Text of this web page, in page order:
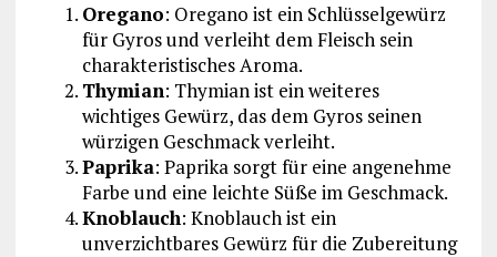
Oregano: Oregano ist ein Schlüsselgewürz
für Gyros und verleiht dem Fleisch sein
charakteristisches Aroma.
Thymian: Thymian ist ein weiteres
wichtiges Gewürz, das dem Gyros seinen
würzigen Geschmack verleiht.
Paprika: Paprika sorgt für eine angenehme
Farbe und eine leichte Süße im Geschmack.
Knoblauch: Knoblauch ist ein
unverzichtbares Gewürz für die Zubereitung